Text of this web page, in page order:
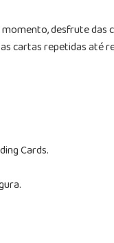
desfrute das
cartas repetidas até
Cards.